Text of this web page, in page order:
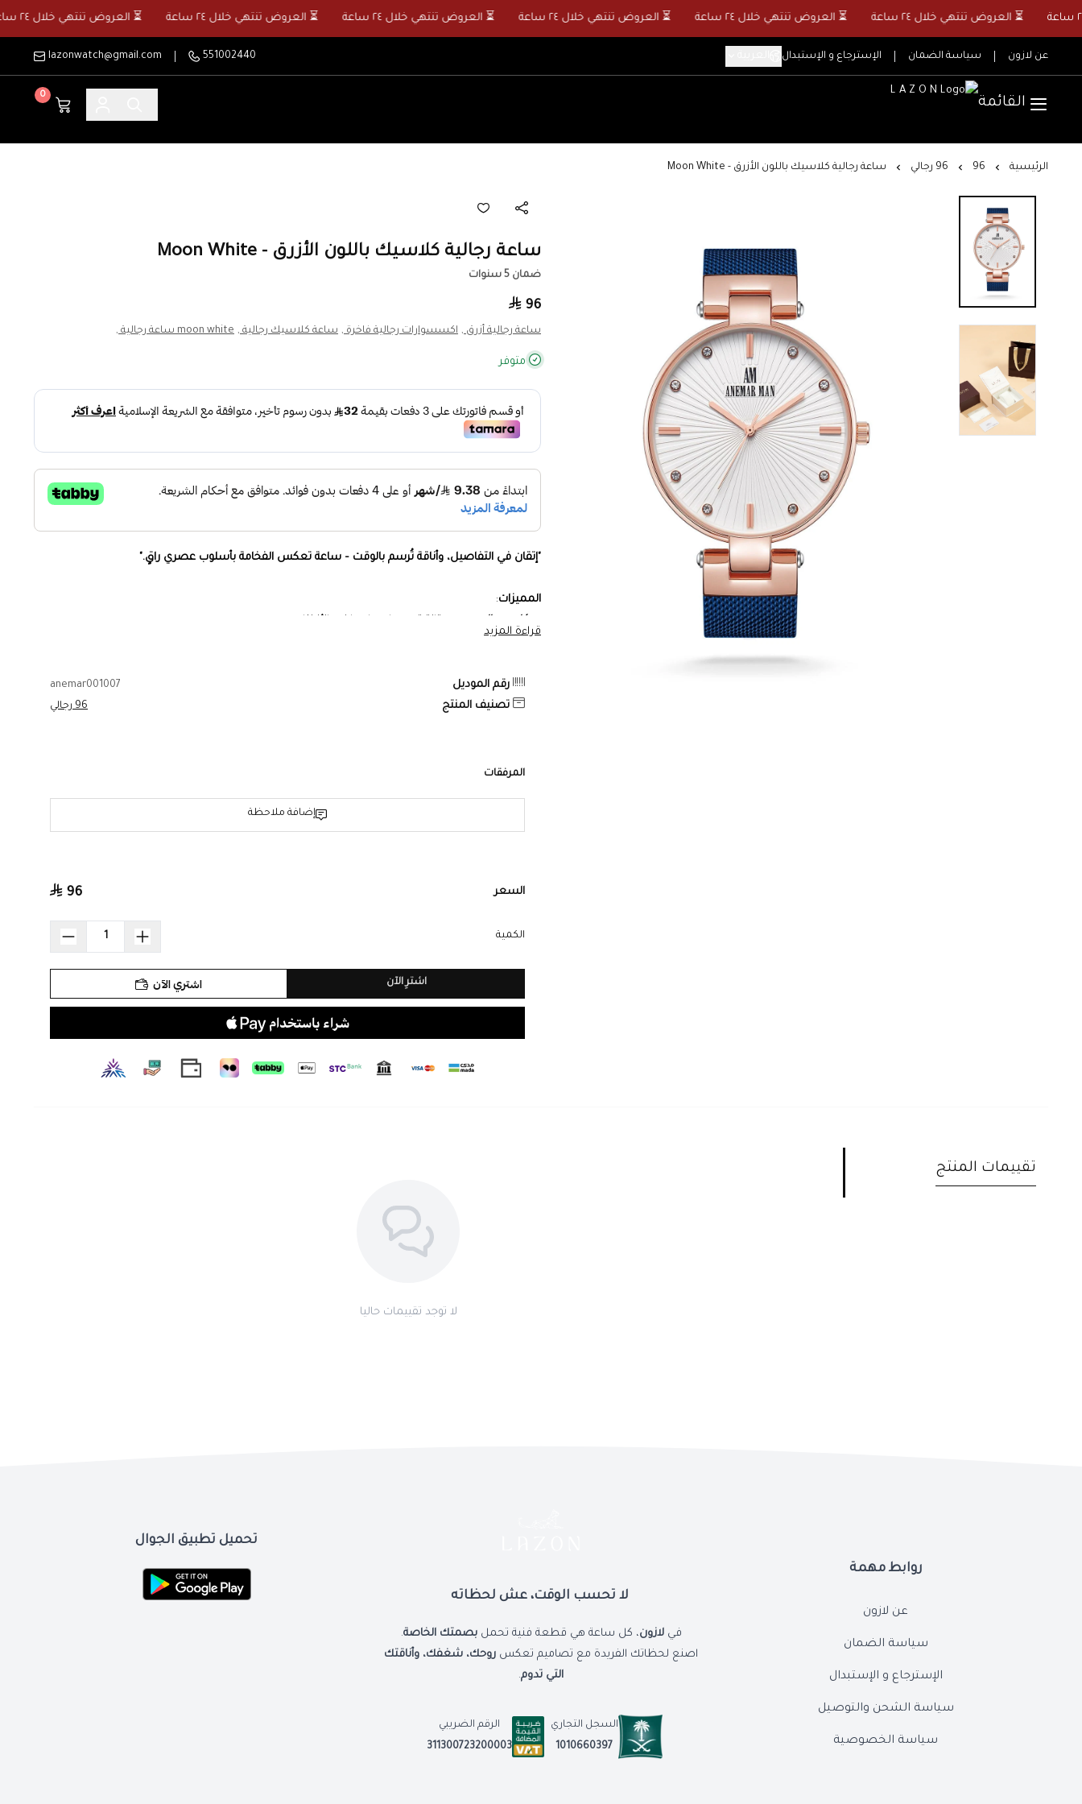
⏳ العروض تنتهي خلال ٢٤ ساعة ⏳ العروض تنتهي خلال ٢٤ ساعة ⏳ العروض تنتهي خلال ٢٤ ساعة ⏳ العروض تنتهي خلال ٢٤ ساعة ⏳ العروض تنتهي خلال ٢٤ ساعة ⏳ العروض تنتهي خلال ٢٤ ساعة
عن لازون سياسة الضمان الإسترجاع و الإستبدال 551002440
lazonwatch@gmail.com
القائمة 0
الرئيسية 96 96 رجالي ساعة رجالية كلاسيك باللون الأزرق - Moon White
ساعة رجالية كلاسيك باللون الأزرق - Moon White
ضمان 5 سنوات
96
ساعة رجالية أزرق , اكسسوارات رجالية فاخرة , ساعة كلاسيك رجالية , moon white ساعة رجالية ,
متوفر
"إتقان في التفاصيل، وأناقة تُرسم بالوقت – ساعة تعكس الفخامة بأسلوب عصري راقٍ."
المميزات:
سوار من الحصير– مقاوم للصدأ والخدوش، مصمم ليحافظ على مظهره الفاخر مع مرور الوقت.
آلية حركة يابانية عالية الدقة– أداء ثابت يضمن ضبط الوقت بدقة متناهية.
للحفاظ على لمعان الساعة.
ضمان سنتين
– خيار مثالي لإضافة لمسة فاخرة إلى إطلالتك أو لتقديمها كهدية فخمة لشخص
مميز.
خيار الإهداء المباشر– إمكانية إرسالها كهدية فاخرة مع خيار الاستلام من طرف آخر.
ساعة مصممة لمن يقدّر التفاصيل – امتلكها أو اجعلها هدية تليق بمن تحب.
قراءة المزيد
رقم الموديل anemar001007
تصنيف المنتج 96 رجالي
المرفقات
إضافة ملاحظة
السعر 96
الكمية
اشترِ الآن اشتري الآن
تقييمات المنتج
لا توجد تقييمات حاليا
روابط مهمة
عن لازون
سياسة الضمان
الإسترجاع و الإستبدال
سياسة الشحن والتوصيل
سياسة الخصوصية
لا تحسب الوقت، عش لحظاته
فيلازون، كل ساعة هي قطعة فنية تحملبصمتك الخاصة.
اصنع لحظاتك الفريدة مع تصاميم تعكس روحك، شغفك، وأناقتك
التي تدوم.
السجل التجاري
1010660397
الرقم الضريبي
311300723200003
تحميل تطبيق الجوال